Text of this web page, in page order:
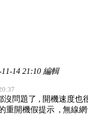
14 21:10 編輯
沒問題了 , 開機速度也
重開機假提示 , 無線網